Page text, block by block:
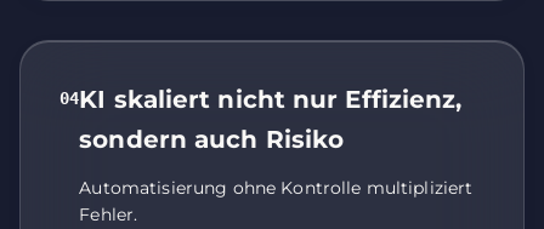
04KI skaliert nicht nur Effizienz,
sondern auch Risiko
Automatisierung ohne Kontrolle multipliziert
Fehler.
erlauben. Personenbezogene Daten können
verarbeitet werden, z. B. IP-Adressen oder
Einige Dienste übertragen Daten in die USA. Mit Ihrer